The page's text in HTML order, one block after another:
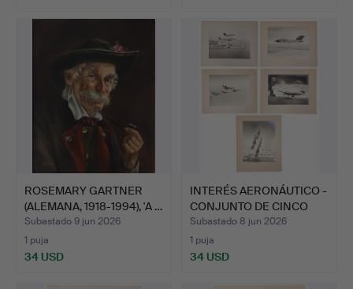
ROSEMARY GARTNER
(ALEMANA, 1918-1994), 'A …
Subastado 9 jun 2026
1 puja
34 USD
INTERÉS AERONÁUTICO -
CONJUNTO DE CINCO
IM…
Subastado 8 jun 2026
1 puja
34 USD